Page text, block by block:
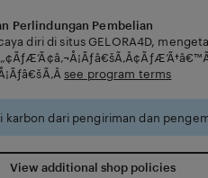
Perlindungan Pembelian
diri di situs GELORA4D,
see program terms
karbon dari pengiriman dan
View additional shop policies